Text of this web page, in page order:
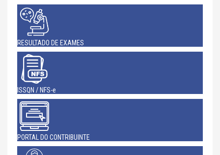
RESULTADO DE EXAMES
ISSQN / NFS-e
PORTAL DO CONTRIBUINTE